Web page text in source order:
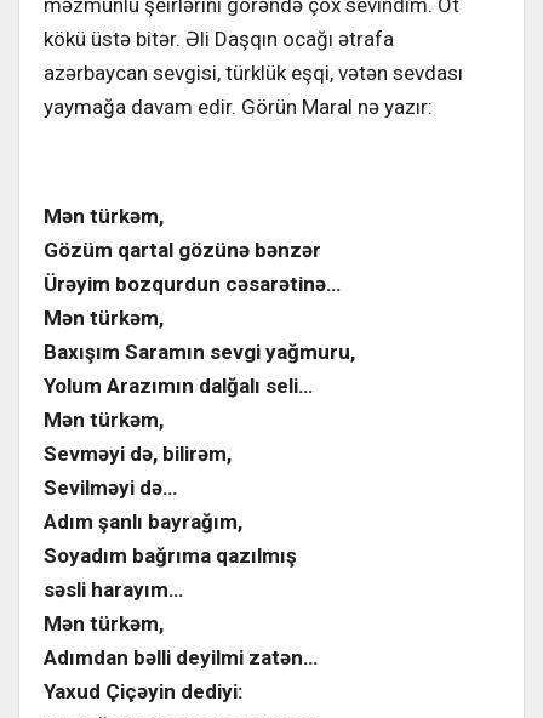
məzmunlu şeirlərini görəndə çox sevindim. Ot
kökü üstə bitər. Əli Daşqın ocağı ətrafa
azərbaycan sevgisi, türklük eşqi, vətən sevdası
yaymağa davam edir. Görün Maral nə yazır:
Mən türkəm,
Gözüm qartal gözünə bənzər
Ürəyim bozqurdun cəsarətinə…
Mən türkəm,
Baxışım Saramın sevgi yağmuru,
Yolum Arazımın dalğalı seli…
Mən türkəm,
Sevməyi də, bilirəm,
Sevilməyi də…
Adım şanlı bayrağım,
Soyadım bağrıma qazılmış
səsli harayım…
Mən türkəm,
Adımdan bəlli deyilmi zatən…
Yaxud Çiçəyin dediyi: